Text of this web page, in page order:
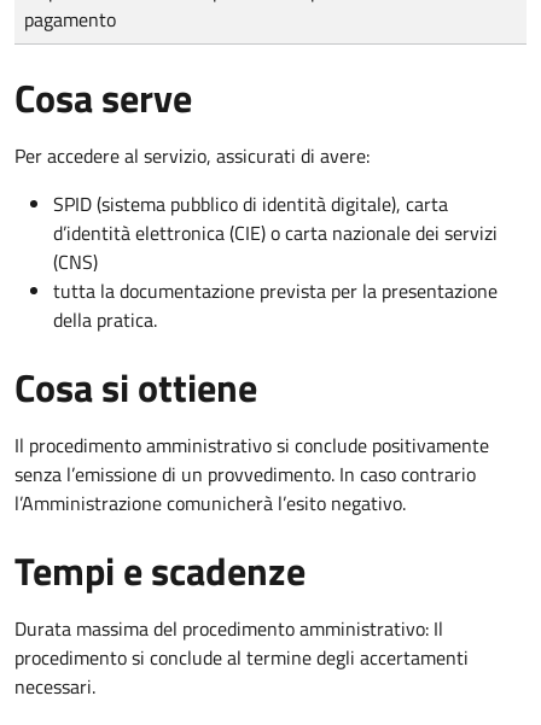
pagamento
Cosa serve
Per accedere al servizio, assicurati di avere:
SPID (sistema pubblico di identità digitale), carta
d’identità elettronica (CIE) o carta nazionale dei servizi
(CNS)
tutta la documentazione prevista per la presentazione
della pratica.
Cosa si ottiene
Il procedimento amministrativo si conclude positivamente
senza l’emissione di un provvedimento. In caso contrario
l’Amministrazione comunicherà l’esito negativo.
Tempi e scadenze
Durata massima del procedimento amministrativo: Il
procedimento si conclude al termine degli accertamenti
necessari.